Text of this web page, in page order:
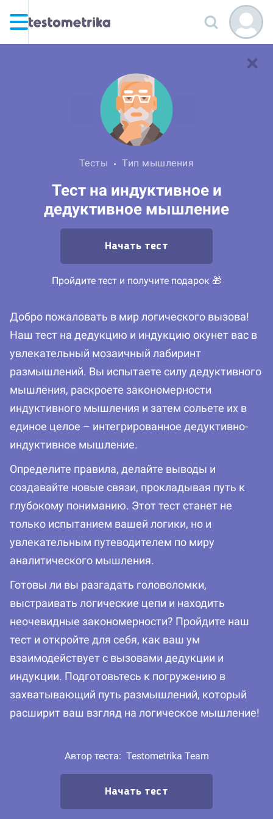
Тесты Тип мышления
Тест на индуктивное и
дедуктивное мышление
Начать тест
Пройдите тест и получите подарок 🎁
Добро пожаловать в мир логического вызова!
Наш тест на дедукцию и индукцию окунет вас в
увлекательный мозаичный лабиринт
размышлений. Вы испытаете силу дедуктивного
мышления, раскроете закономерности
индуктивного мышления и затем сольете их в
единое целое – интегрированное дедуктивно-
индуктивное мышление.
Определите правила, делайте выводы и
создавайте новые связи, прокладывая путь к
глубокому пониманию. Этот тест станет не
только испытанием вашей логики, но и
увлекательным путеводителем по миру
аналитического мышления.
Готовы ли вы разгадать головоломки,
выстраивать логические цепи и находить
неочевидные закономерности? Пройдите наш
тест и откройте для себя, как ваш ум
взаимодействует с вызовами дедукции и
индукции. Подготовьтесь к погружению в
захватывающий путь размышлений, который
расширит ваш взгляд на логическое мышление!
Автор теста: Testometrika Team
Начать тест